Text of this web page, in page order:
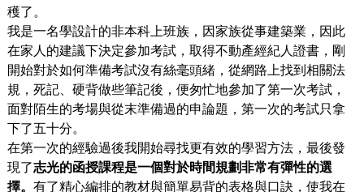
穫了。
我是一名學設計的非本科上班族，因家族從事建築業，因此
在家人的建議下決定參加考試，取得不動產經紀人證書，剛
開始對於如何準備考試沒有絲毫頭緒，從網路上找到相關法
規，死記、硬背做些筆記後，便匆忙地參加了第一次考試，
面對陌生的考場與從末準備過的申論題，第一次的考試只拿
下了五十分。
在第一次的經驗過後我開始尋找更有效的學習方法，最後發
現了志光的函授課程是一個對於時間規劃非常有彈性的選
擇。 有了精心編排的教材與簡單易背的表格與口訣，使我在